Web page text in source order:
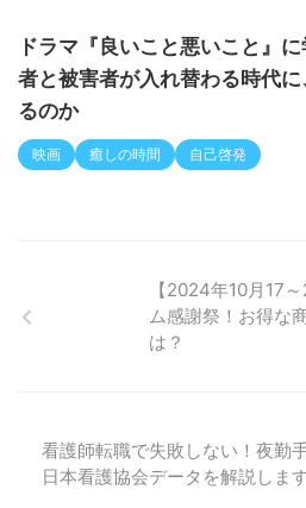
ドラマ『良いこと悪いこと』
者と被害者が入れ替わる時代
るのか
映画 癒しの時間 自己啓発
【2024年10月17
ム感謝祭！お得な
は？
看護師転職で失敗しない！夜勤
日本看護協会データを解説します